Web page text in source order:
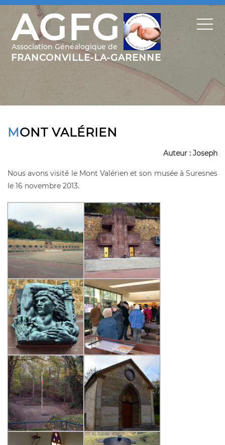
MONT VALÉRIEN
Auteur : Joseph
Nous avons visité le Mont Valérien et son musée à Suresnes
le 16 novembre 2013.